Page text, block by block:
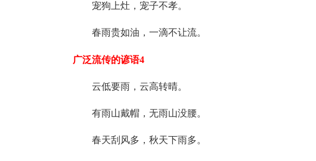
宠狗上灶，宠子不孝。
春雨贵如油，一滴不让流。
广泛流传的谚语4
云低要雨，云高转晴。
有雨山戴帽，无雨山没腰。
春天刮风多，秋天下雨多。